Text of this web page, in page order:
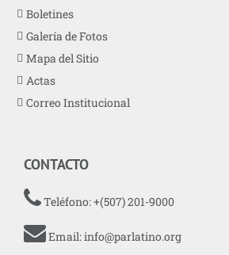
Boletines
Galería de Fotos
Mapa del Sitio
Actas
Correo Institucional
CONTACTO
Teléfono: +(507) 201-9000
Email:info@parlatino.org